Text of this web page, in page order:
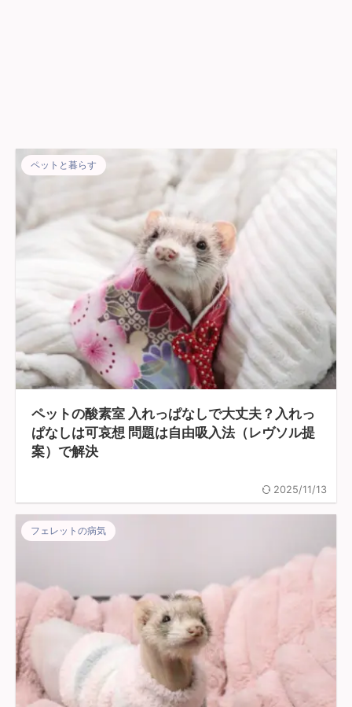
ペットと暮らす
ペットの酸素室 入れっぱなしで大丈夫？入れっ
ぱなしは可哀想 問題は自由吸入法（レヴソル提
案）で解決
2025/11/13
フェレットの病気